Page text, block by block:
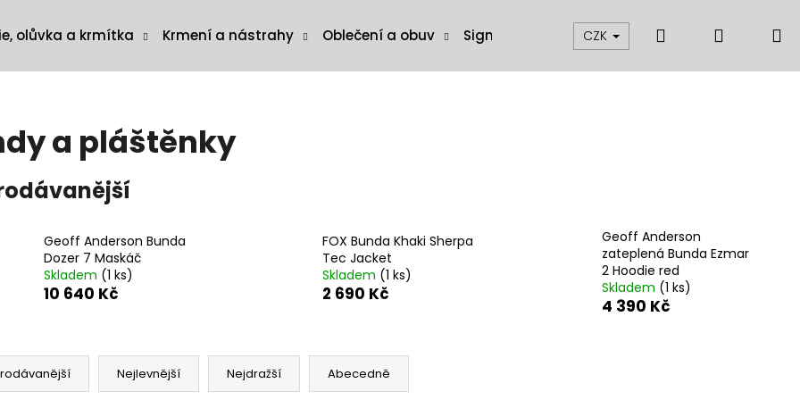
olůvka a krmítka Krmení a nástrahy Oblečení a obuv Signalizátory, swingery a čihátka Muškaření
CZK Hledat
a pláštěnky
Geoff Anderson Bunda
Dozer 7 Maskáč
Skladem (1 ks)
10 640 Kč
FOX Bunda Khaki Sherpa
Tec Jacket
Skladem (1 ks)
2 690 Kč
Geoff Anderson
zateplená Bunda Ezmar
2 Hoodie red
Skladem (1 ks)
4 390 Kč
Nejlevnější Nejdražší Abecedně